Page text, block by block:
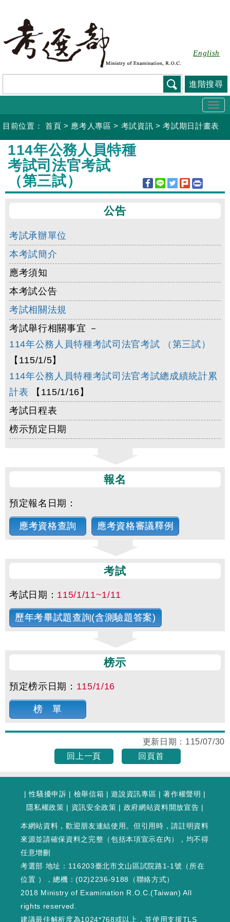
要
容
English
進階搜尋
目前位置： 首頁 > 應考人專區 > 考試資訊 >考試期日計畫表
:::
114年公務人員特種
考試司法官考試
（第三試）
公告
考試承辦單位
本考試簡介
應考須知
本考試公告
考試相關法規
考試舉行相關事宜 －
114年公務人員特種考試司法官考試 （第三試）
【115/1/5】
114年公務人員特種考試司法官考試總成績統計累
計表 【115/1/16】
考試日程表
榜示預定日期
報名
預定報名日期：
應考資格查詢 應考資格審議釋例
考試
考試日期： 115/1/11~1/11
歷年考畢試題查詢(含測驗題答案)
榜示
預定榜示日期： 115/1/16
榜 單
更新日期： 115/07/30
回上一頁
回頁首
|性騷擾申訴 | 檢舉信箱 |遊說資訊專區 |著作權聲明 |
隱私權政策 | 資訊安全政策 | 政府網站資料開放宣告 |
本網站資料，歡迎朋友連結使用。但引用時，請註明資料
來源並請確保資料之完整（包括本項宣示在內），均不得
任意增刪
考選部 地址：116203臺北市文山區試院路1-1號（ 所在
位置 ），總機：(02)2236-9188（聯絡方式）
2018 Ministry of Examination R.O.C.(Taiwan) All
rights reserved.
建議最佳解析度為1024*768或以上，並使用支援TLS